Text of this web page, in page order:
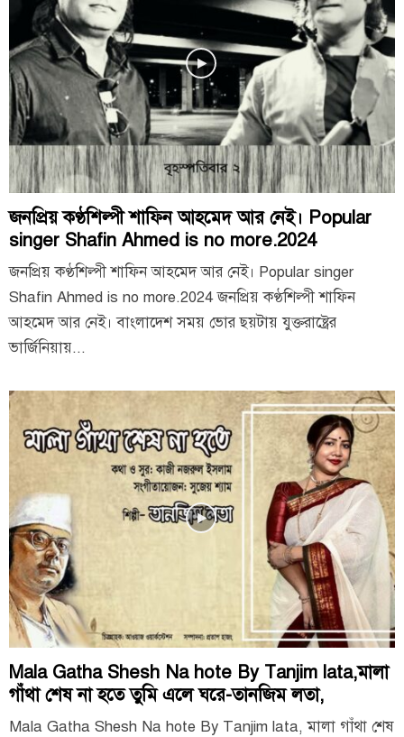
জনপ্রিয় কণ্ঠশিল্পী শাফিন আহমেদ আর নেই। Popular
singer Shafin Ahmed is no more.2024
জনপ্রিয় কণ্ঠশিল্পী শাফিন আহমেদ আর নেই। Popular singer
Shafin Ahmed is no more.2024 জনপ্রিয় কণ্ঠশিল্পী শাফিন
আহমেদ আর নেই। বাংলাদেশ সময় ভোর ছয়টায় যুক্তরাষ্ট্রের
ভার্জিনিয়ায়...
Mala Gatha Shesh Na hote By Tanjim lata,মালা
গাঁথা শেষ না হতে তুমি এলে ঘরে-তানজিম লতা,
Mala Gatha Shesh Na hote By Tanjim lata, মালা গাঁথা শেষ